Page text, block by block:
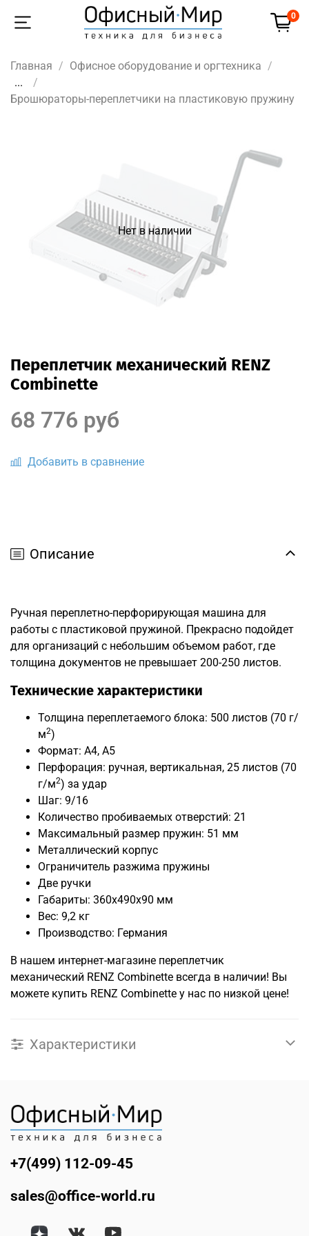
0
Главная
Офисное оборудование и оргтехника
...
Брошюраторы-переплетчики на пластиковую пружину
Нет в наличии
Переплетчик механический RENZ
Combinette
Добавить в сравнение
68 776 руб
Описание
Ручная переплетно-перфорирующая машина для
работы с пластиковой пружиной. Прекрасно подойдет
для организаций с небольшим объемом работ, где
толщина документов не превышает 200-250 листов.
Технические характеристики
Толщина переплетаемого блока: 500 листов (70 г/
м2)
Формат: А4, A5
Перфорация: ручная, вертикальная, 25 листов (70
г/м2) за удар
Шаг: 9/16
Количество пробиваемых отверстий: 21
Максимальный размер пружин: 51 мм
Металлический корпус
Ограничитель разжима пружины
Две ручки
Габариты: 360x490x90 мм
Вес: 9,2 кг
Производство: Германия
В нашем интернет-магазине переплетчик
механический RENZ Combinette всегда в наличии! Вы
можете купить RENZ Combinette у нас по низкой цене!
Характеристики
+7(499) 112-09-45
sales@office-world.ru